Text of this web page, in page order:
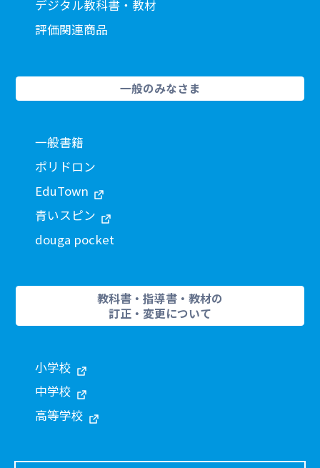
デジタル教科書・教材
評価関連商品
一般のみなさま
一般書籍
ポリドロン
EduTown
青いスピン
douga pocket
教科書・指導書・教材の
訂正・変更について
小学校
中学校
高等学校